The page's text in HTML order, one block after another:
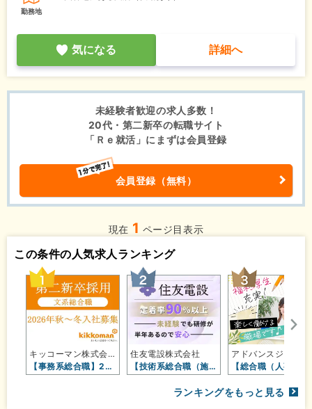
勤務地
気になる 詳細へ
未経験者歓迎の求人多数！
20代・第二新卒の転職サイト
「Ｒｅ就活」にまずは会員登録
会員登録（無料）
現在 1 ページ目表示
この条件の人気求人ランキング
キッコーマン株式会社【東証プライム…
【事務系総合職】2026年秋～冬入…
住友電設株式会社
【技術系総合職（施工管理）】定着率…
ランキングをもっと見る